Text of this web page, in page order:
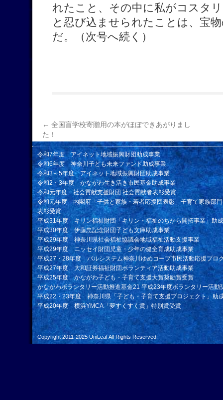
れたこと、その中に私がコスタ
と忍び込ませられたことは、宝
だ。（次号へ続く）
← 全国盲学校寄贈用の本がほぼできあがりまし
た！
令和7年度 アイネット地域振興財団助成事業
令和6年度 神奈川子ども未来ファンド助成事業
令和3～5年度 アイネット地域振興財団助成事業
令和2・3年度 かながわ生き活き市民基金助成事業
令和元年度 社会貢献支援財団 社会貢献者表彰受賞
令和元年度 内閣府「子供と家族・若者応援団表彰」子育て家族部
表彰受賞
平成31年度 キリン福祉財団「キリン・福祉のちから開拓事業」助
平成30年度 伊藤忠記念財団子ども文庫助成事業
平成29年度 神奈川県社会福祉協議会地域福祉活動支援事業
平成29年度 ニッセイ財団児童・少年の健全育成助成事業
平成27・28年度 パルシステム神奈川ゆめコープ市民活動応援プロ
平成27年度 大和証券福祉財団ボランティア活動助成事業
平成25年度 かながわ子ども・子育て支援大賞奨励賞受賞
かながわボランタリー活動推進基金21 平成23年度ボランタリー活動
平成22・23年度 神奈川県「子ども・子育て支援プロジェクト」助
平成20年度 横浜YMCA「夢すくすく賞」特別賞受賞
Copyright 2011-2025 UniLeafAll Rights Reserved.